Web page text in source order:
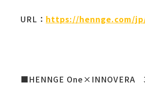
URL： https://hennge.com/
■HENNGE One×INNOVERA